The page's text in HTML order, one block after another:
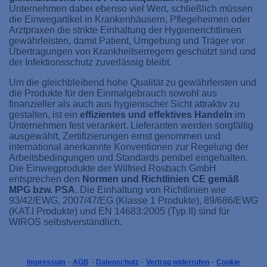
Unternehmen dabei ebenso viel Wert, schließlich müssen
die Einwegartikel in Krankenhäusern, Pflegeheimen oder
Arztpraxen die strikte Einhaltung der Hygienerichtlinien
gewährleisten, damit Patient, Umgebung und Träger vor
Übertragungen von Krankheitserregern geschützt sind und
der Infektionsschutz zuverlässig bleibt.
Um die gleichbleibend hohe Qualität zu gewährleisten und
die Produkte für den Einmalgebrauch sowohl aus
finanzieller als auch aus hygienischer Sicht attraktiv zu
gestalten, ist ein effizientes und effektives Handeln im
Unternehmen fest verankert. Lieferanten werden sorgfältig
ausgewählt, Zertifizierungen ernst genommen und
international anerkannte Konventionen zur Regelung der
Arbeitsbedingungen und Standards penibel eingehalten.
Die Einwegprodukte der Wilfried Rosbach GmbH
entsprechen den Normen und Richtlinien CE gemäß
MPG bzw. PSA. Die Einhaltung von Richtlinien wie
93/42/EWG, 2007/47/EG (Klasse 1 Produkte), 89/686/EWG
(KAT.I Produkte) und EN 14683:2005 (Typ II) sind für
WIROS selbstverständlich.
Impressum - AGB - Datenschutz - Vertrag widerrufen - Cookie